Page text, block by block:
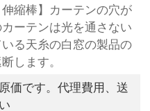
縮棒】カーテンの穴が
ーテンは光を通さない
る天糸の白窓の製品の
します。
価です。代理費用、送